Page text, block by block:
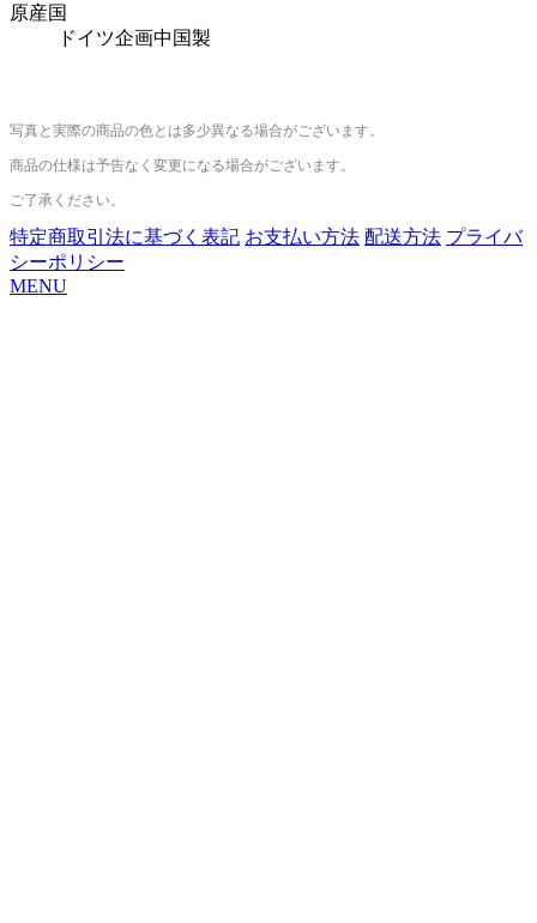
原産国
ドイツ企画中国製
写真と実際の商品の色とは多少異なる場合がございます。
商品の仕様は予告なく変更になる場合がございます。
ご了承ください。
特定商取引法に基づく表記 お支払い方法 配送方法 プライバ
シーポリシー
MENU